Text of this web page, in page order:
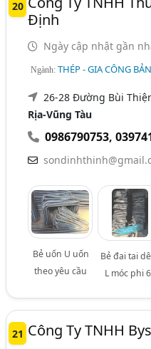
20
Định
Ngày cập nhật gần
Ngành:THÉP - GIA CÔNG
26-28 Đường Bùi
Rịa-Vũng Tàu
0986790753,
Bẻ uốn U uốn
theo yêu cầu
Bẻ đai tai
L móc phi
21 Công Ty TNHH